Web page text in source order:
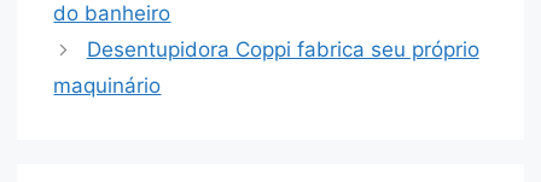
do banheiro
Desentupidora Coppi fabrica seu próprio
maquinário